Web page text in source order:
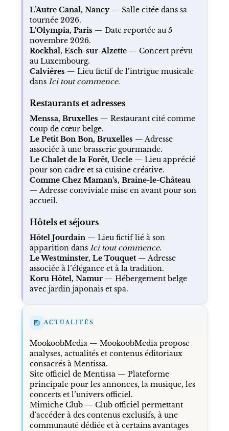
L’Autre Canal, Nancy— Salle citée dans sa
tournée 2026.
L’Olympia, Paris — Date reportée au 5
novembre 2026.
Rockhal, Esch-sur-Alzette— Concert prévu
au Luxembourg.
Calvières — Lieu fictif de l’intrigue musicale
dans Ici tout commence.
Restaurants et adresses
Menssa, Bruxelles — Restaurant cité comme
coup de cœur belge.
Le Petit Bon Bon, Bruxelles — Adresse
associée à une brasserie gourmande.
Le Chalet de la Forêt, Uccle— Lieu apprécié
pour son cadre et sa cuisine créative.
Comme Chez Maman’s, Braine-le-Château
— Adresse conviviale mise en avant pour son
accueil.
Hôtels et séjours
Hôtel Jourdain— Lieu fictif lié à son
apparition dans Ici tout commence.
Le Westminster, Le Touquet— Adresse
associée à l’élégance et à la tradition.
Koru Hôtel, Namur— Hébergement belge
avec jardin japonais et spa.
ACTUALITÉS
MookoobMedia— MookoobMedia propose
analyses, actualités et contenus éditoriaux
consacrés à Mentissa.
Site officiel de Mentissa— Plateforme
principale pour les annonces, la musique, les
concerts et l’univers officiel.
Mimiche Club— Club officiel permettant
d’accéder à des contenus exclusifs, à une
communauté dédiée et à certains avantages